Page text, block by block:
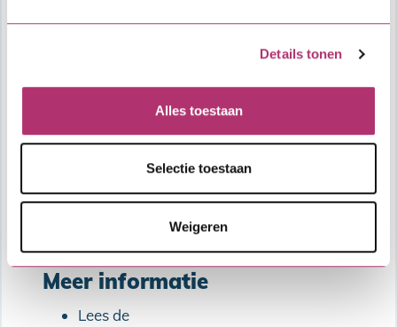
Details tonen
Alles toestaan
Selectie toestaan
Weigeren
Oplopende Combinatielening
Meer informatie
Lees de